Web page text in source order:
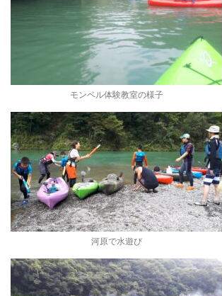
モンベル体験教室の様子
河原で水遊び